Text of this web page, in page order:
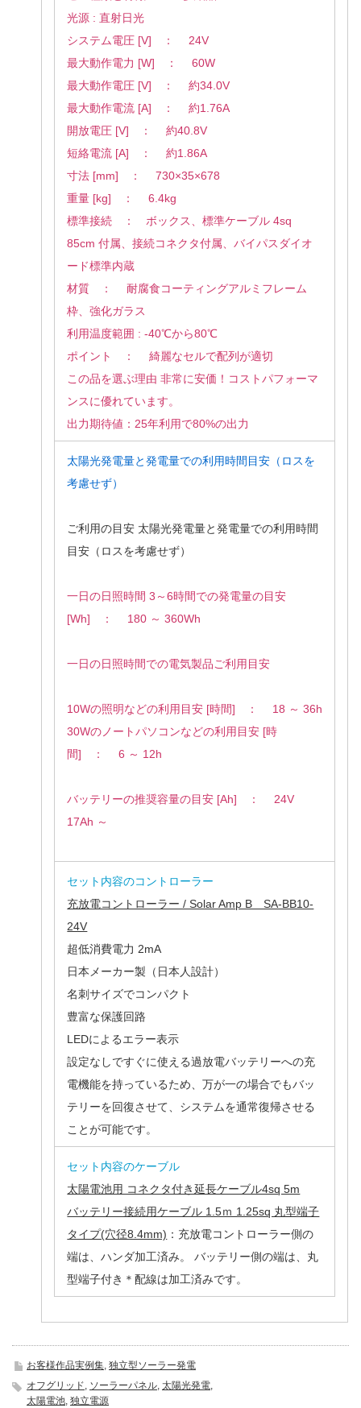
光源 : 直射日光
システム電圧 [V] ： 24V
最大動作電力 [W] ： 60W
最大動作電圧 [V] ： 約34.0V
最大動作電流 [A] ： 約1.76A
開放電圧 [V] ： 約40.8V
短絡電流 [A] ： 約1.86A
寸法 [mm] ： 730×35×678
重量 [kg] ： 6.4kg
標準接続 ： ボックス、標準ケーブル 4sq
85cm 付属、接続コネクタ付属、バイパスダイオ
ード標準内蔵
材質 ： 耐腐食コーティングアルミフレーム
枠、強化ガラス
利用温度範囲 : -40℃から80℃
ポイント ： 綺麗なセルで配列が適切
この品を選ぶ理由 非常に安価！コストパフォーマ
ンスに優れています。
出力期待値：25年利用で80%の出力
太陽光発電量と発電量での利用時間目安（ロスを
考慮せず）
ご利用の目安 太陽光発電量と発電量での利用時間
目安（ロスを考慮せず）
一日の日照時間 3～6時間での発電量の目安
[Wh] ： 180 ～ 360Wh
一日の日照時間での電気製品ご利用目安
10Wの照明などの利用目安 [時間] ： 18 ～ 36h
30Wのノートパソコンなどの利用目安 [時
間] ： 6 ～ 12h
バッテリーの推奨容量の目安 [Ah] ： 24V
17Ah ～
セット内容のコントローラー
充放電コントローラー / Solar Amp B SA-BB10-
24V
超低消費電力 2mA
日本メーカー製（日本人設計）
名刺サイズでコンパクト
豊富な保護回路
LEDによるエラー表示
設定なしですぐに使える過放電バッテリーへの充
電機能を持っているため、万が一の場合でもバッ
テリーを回復させて、システムを通常復帰させる
ことが可能です。
セット内容のケーブル
太陽電池用 コネクタ付き延長ケーブル4sq 5m
バッテリー接続用ケーブル 1.5ｍ 1.25sq 丸型端子
タイプ(穴径8.4mm) ：充放電コントローラー側の
端は、ハンダ加工済み。 バッテリー側の端は、丸
型端子付き＊配線は加工済みです。
お客様作品実例集, 独立型ソーラー発電
オフグリッド, ソーラーパネル, 太陽光発電,
太陽電池, 独立電源